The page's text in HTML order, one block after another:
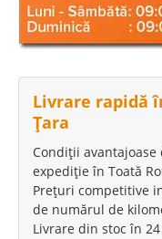
Livrare rapidă
Țara
Condiții avantajoase
expediție în Toată
Prețuri competitive
de numărul de
Livrare din stoc în